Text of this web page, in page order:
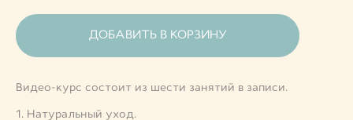
ДОБАВИТЬ В КОРЗИНУ
Видео-курс состоит из шести занятий в записи.
1. Натуральный уход.